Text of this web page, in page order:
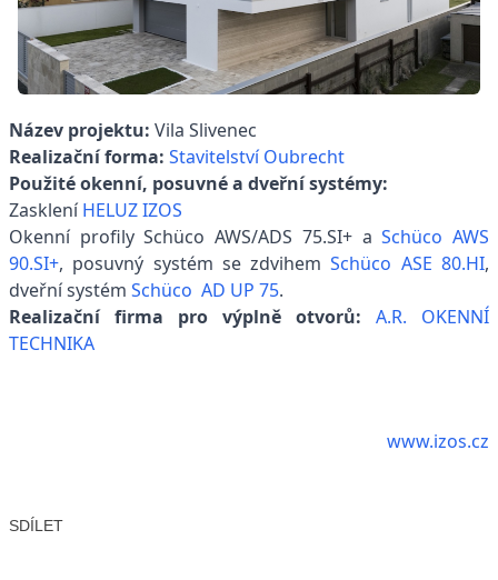
Název projektu: Vila Slivenec
Realizační forma: Stavitelství Oubrecht
Použité okenní, posuvné a dveřní systémy:
ZaskleníHELUZ IZOS
Okenní profily Schüco AWS/ADS 75.SI+ aSchüco AWS
90.SI+, posuvný systém se zdvihemSchüco ASE 80.HI,
dveřní systém Schüco AD UP 75.
Realizační firma pro výplně otvorů:
A.R. OKENNÍ
TECHNIKA
www.izos.cz
SDÍLET